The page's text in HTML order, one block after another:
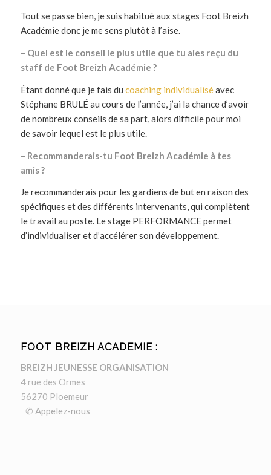
Tout se passe bien, je suis habitué aux stages Foot Breizh
Académie donc je me sens plutôt à l’aise.
– Quel est le conseil le plus utile que tu aies reçu du
staff de Foot Breizh Académie ?
Étant donné que je fais du coaching individualiséavec
Stéphane BRULÉ au cours de l’année, j’ai la chance d’avoir
de nombreux conseils de sa part, alors difficile pour moi
de savoir lequel est le plus utile.
– Recommanderais-tu Foot Breizh Académie à tes
amis ?
Je recommanderais pour les gardiens de but en raison des
spécifiques et des différents intervenants, qui complètent
le travail au poste. Le stage PERFORMANCE permet
d’individualiser et d’accélérer son développement.
FOOT BREIZH ACADEMIE :
BREIZH JEUNESSE ORGANISATION
4 rue des Ormes
56270 Ploemeur
✆ Appelez-nous